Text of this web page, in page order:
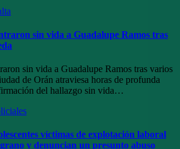
sin vida a Guadalupe Ramos tras
sin vida a Guadalupe Ramos tras varios
de Orán atraviesa horas de profunda
del hallazgo sin vida…
víctimas de explotación laboral
y denuncian un presunto abuso